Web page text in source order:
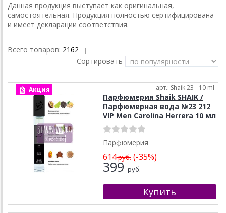
Данная продукция выступает как оригинальная,
самостоятельная. Продукция полностью сертифицирована
и имеет декларации соответствия.
Всего товаров: 2162 |
Сортировать
Акция арт.: Shaik 23 - 10 ml
Парфюмерия Shaik SHAIK /
Парфюмерная вода №23 212
VIP Men Carolina Herrera 10 мл
Парфюмерия
614руб.(-35%)
399 руб.